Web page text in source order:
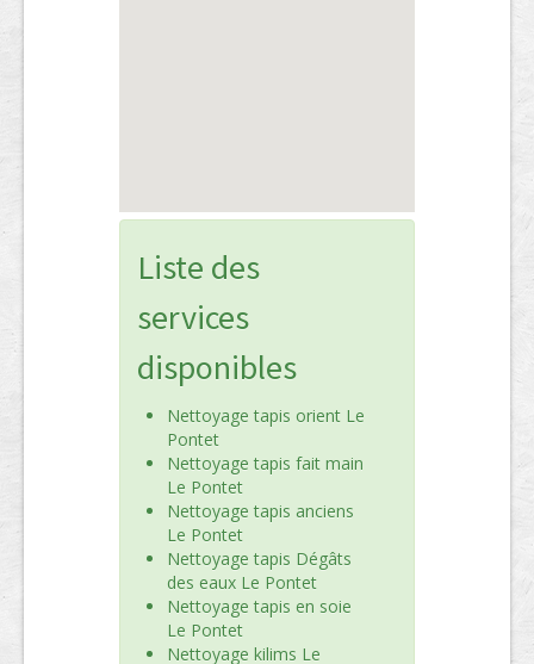
Liste des
services
disponibles
Nettoyage tapis orient Le
Pontet
Nettoyage tapis fait main
Le Pontet
Nettoyage tapis anciens
Le Pontet
Nettoyage tapis Dégâts
des eaux Le Pontet
Nettoyage tapis en soie
Le Pontet
Nettoyage kilims Le